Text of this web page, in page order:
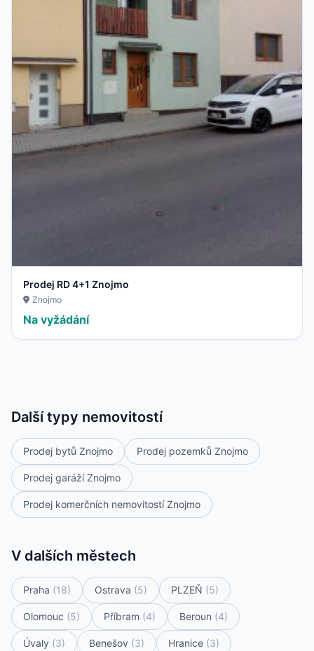
Prodej RD 4+1 Znojmo
Znojmo
Na vyžádání
Další typy nemovitostí
Prodej bytů Znojmo Prodej pozemků Znojmo
Prodej garáží Znojmo
Prodej komerčních nemovitostí Znojmo
V dalších městech
Praha (18) Ostrava (5) PLZEŇ (5)
Olomouc (5) Příbram (4) Beroun (4)
Úvaly (3) Benešov (3) Hranice (3)